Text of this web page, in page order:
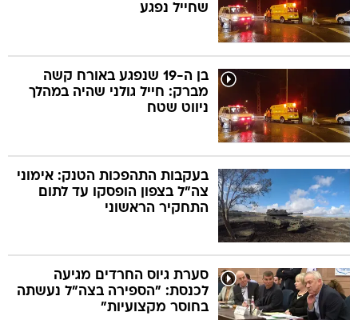
שחייל נפגע
בן ה-19 שנפגע באורח קשה
מברק: חייל גולני שהיה במהלך
ניווט שטח
בעקבות התהפכות הטנק: אימוני
צה"ל בצפון הופסקו עד לתום
התחקיר הראשוני
סערת גיוס החרדים מגיעה
לכנסת: "הספירה בצה"ל נעשתה
בחוסר מקצועיות"